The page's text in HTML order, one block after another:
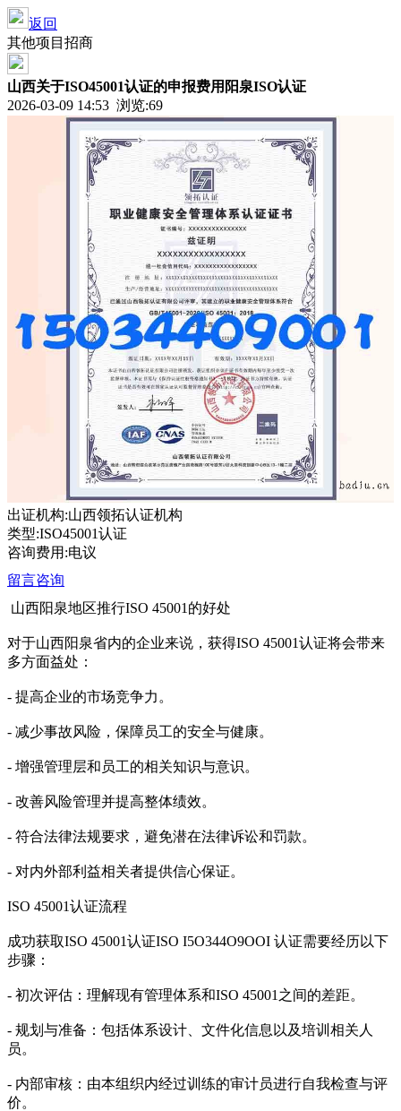
返回
其他项目招商
山西关于ISO45001认证的申报费用阳泉ISO认证
2026-03-09 14:53 浏览:69
出证机构:山西领拓认证机构
类型:ISO45001认证
咨询费用:电议
留言咨询
山西阳泉地区推行ISO 45001的好处
对于山西阳泉省内的企业来说，获得ISO 45001认证将会带来
多方面益处：
- 提高企业的市场竞争力。
- 减少事故风险，保障员工的安全与健康。
- 增强管理层和员工的相关知识与意识。
- 改善风险管理并提高整体绩效。
- 符合法律法规要求，避免潜在法律诉讼和罚款。
- 对内外部利益相关者提供信心保证。
ISO 45001认证流程
成功获取ISO 45001认证ISO I5O344O9OOI 认证需要经历以下
步骤：
- 初次评估：理解现有管理体系和ISO 45001之间的差距。
- 规划与准备：包括体系设计、文件化信息以及培训相关人
员。
- 内部审核：由本组织内经过训练的审计员进行自我检查与评
价。